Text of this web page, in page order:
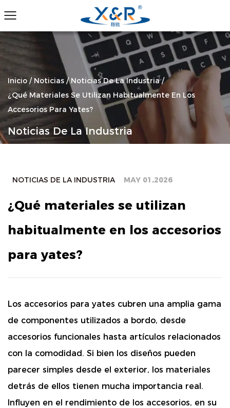
Inicio / Noticias /Noticias De La Industria/
¿Qué Materiales Se Utilizan Habitualmente En Los
Accesorios Para Yates?
Noticias De La Industria
NOTICIAS DE LA INDUSTRIA MAY 01,2026
¿Qué materiales se utilizan
habitualmente en los accesorios
para yates?
Los accesorios para yates cubren una amplia gama
de componentes utilizados a bordo, desde
accesorios funcionales hasta artículos relacionados
con la comodidad. Si bien los diseños pueden
parecer simples desde el exterior, los materiales
detrás de ellos tienen mucha importancia real.
Influyen en el rendimiento de los accesorios, en su